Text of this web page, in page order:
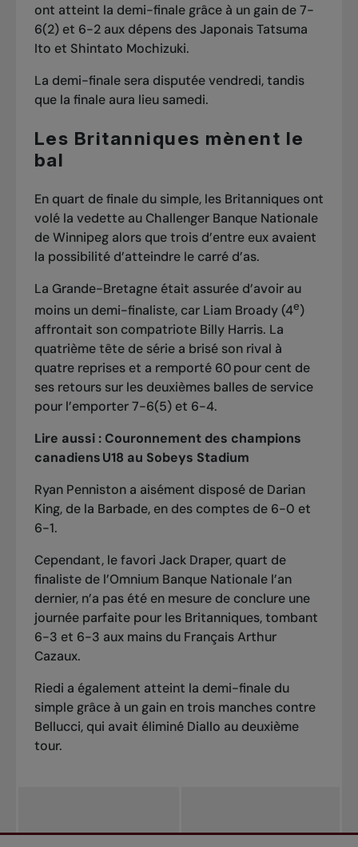
ont atteint la demi-finale grâce à un gain de 7-
6(2) et 6-2 aux dépens des Japonais Tatsuma
Ito et Shintato Mochizuki.
La demi-finale sera disputée vendredi, tandis
que la finale aura lieu samedi.
Les Britanniques mènent le
bal
En quart de finale du simple, les Britanniques ont
volé la vedette au Challenger Banque Nationale
de Winnipeg alors que trois d’entre eux avaient
la possibilité d’atteindre le carré d’as.
La Grande-Bretagne était assurée d’avoir au
moins un demi-finaliste, car Liam Broady (4e)
affrontait son compatriote Billy Harris. La
quatrième tête de série a brisé son rival à
quatre reprises et a remporté 60 pour cent de
ses retours sur les deuxièmes balles de service
pour l’emporter 7-6(5) et 6-4.
Lire aussi : Couronnement des champions
canadiens U18 au Sobeys Stadium
Ryan Penniston a aisément disposé de Darian
King, de la Barbade, en des comptes de 6-0 et
6-1.
Cependant, le favori Jack Draper, quart de
finaliste de l’Omnium Banque Nationale l’an
dernier, n’a pas été en mesure de conclure une
journée parfaite pour les Britanniques, tombant
6-3 et 6-3 aux mains du Français Arthur
Cazaux.
Riedi a également atteint la demi-finale du
simple grâce à un gain en trois manches contre
Bellucci, qui avait éliminé Diallo au deuxième
tour.